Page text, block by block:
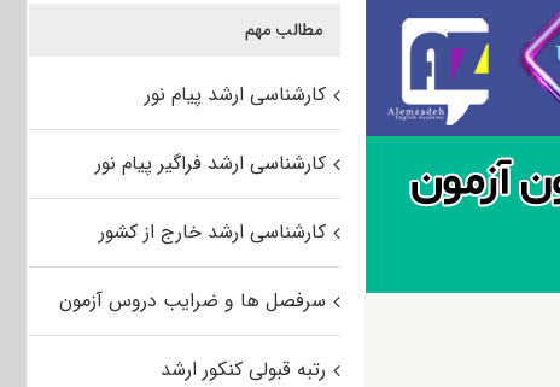
مطالب مهم
کارشناسی ارشد پیام نور
کارشناسی ارشد فراگیر پیام نور
کارشناسی ارشد خارج از کشور
سرفصل ها و ضرایب دروس آزمون
رتبه قبولی کنکور ارشد